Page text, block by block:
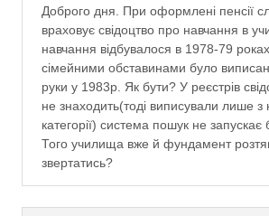
Доброго дня. При оформлені пенсії
враховує свідоцтво про навчання в
навчання відбувалося в 1978-79
сімейними обставинами було
руки у 1983р. Як бути? У реєстрів
не знаходить(тоді виписували лише
категорії) система пошук не запускає
Того училища вже й фундамент
звертатись?